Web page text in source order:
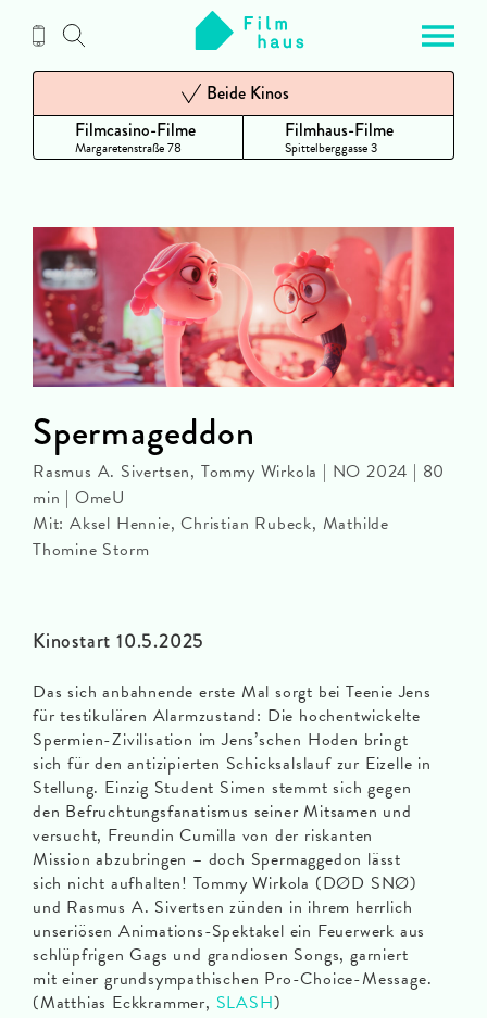
Inhalt
Filmcasino-Filme
Margaretenstraße 78
Beide Kinos
Filmhaus-Filme
Spittelberggasse 3
Kinostart 10.5.2025
Das sich anbahnende erste Mal sorgt bei Teenie Jens
für testikulären Alarmzustand: Die hochentwickelte
Spermien-Zivilisation im Jens’schen Hoden bringt
sich für den antizipierten Schicksalslauf zur Eizelle in
Stellung. Einzig Student Simen stemmt sich gegen
den Befruchtungsfanatismus seiner Mitsamen und
versucht, Freundin Cumilla von der riskanten
Mission abzubringen – doch Spermaggedon lässt
sich nicht aufhalten! Tommy Wirkola (DØD SNØ)
und Rasmus A. Sivertsen zünden in ihrem herrlich
unseriösen Animations-Spektakel ein Feuerwerk aus
schlüpfrigen Gags und grandiosen Songs, garniert
mit einer grundsympathischen Pro-Choice-Message.
(Matthias Eckkrammer, SLASH)
Spermageddon
Rasmus A. Sivertsen, Tommy Wirkola | NO 2024 | 80
min | OmeU
Mit: Aksel Hennie, Christian Rubeck, Mathilde
Thomine Storm